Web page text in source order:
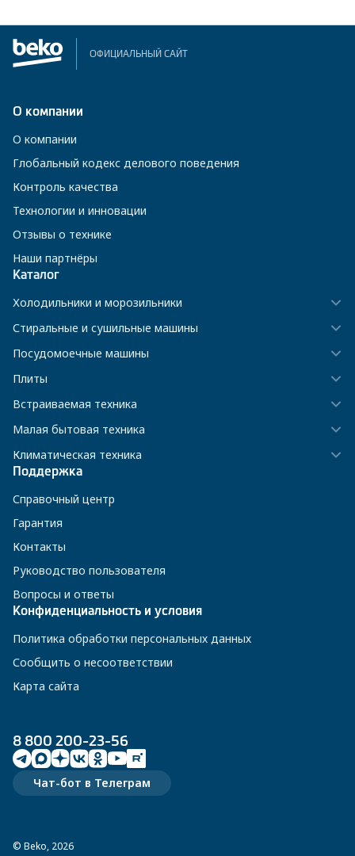
ОФИЦИАЛЬНЫЙ САЙТ
© Beko, 2026
О компании
О компании
Глобальный кодекс делового поведения
Контроль качества
Технологии и инновации
Отзывы о технике
Наши партнёры
Каталог
Холодильники и морозильники
Стиральные и сушильные машины
Посудомоечные машины
Плиты
Встраиваемая техника
Малая бытовая техника
Климатическая техника
Поддержка
Справочный центр
Гарантия
Контакты
Руководство пользователя
Вопросы и ответы
Конфиденциальность и условия
Политика обработки персональных данных
Сообщить о несоответствии
Карта сайта
8 800 200-23-56
Чат-бот в Телеграм